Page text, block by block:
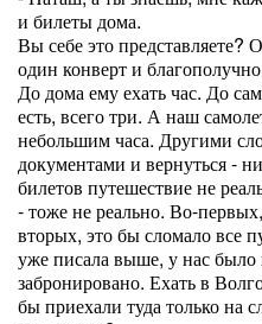
и билеты дома.
Вы себе это представляете?
один конверт и
До дома ему ехать час. До
есть, всего три. А наш
небольшим часа. Другими
документами и вернуться -
билетов путешествие не
- тоже не реально. Во-
вторых, это бы сломало все
уже писала выше, у нас было
забронировано. Ехать в
бы приехали туда только на